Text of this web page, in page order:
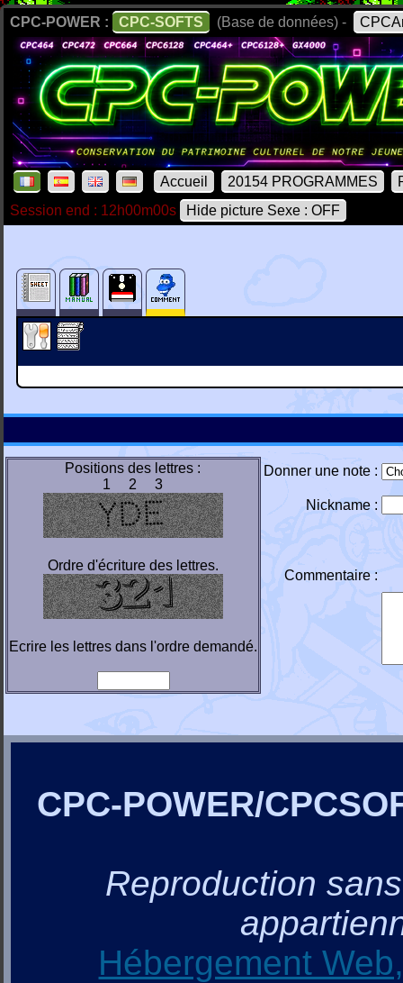
CPC-POWER : CPC-SOFTS (Base de données) -
Accueil 20154 PROGRAMMES
Session end : 12h00m00s
Hide picture Sexe : OFF
Positions des lettres :
1 2 3
Ordre d'écriture des lettres.
Ecrire les lettres dans l'ordre demandé.
Donner une note :
Nickname :
Commentaire :
CPC-POWER/
Reproduction
Hébergement